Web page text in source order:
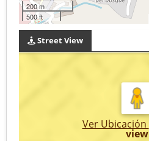
200 m
500 ft
Street View
Ver Ubicación
view